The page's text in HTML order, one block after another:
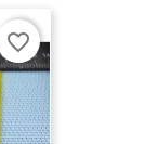
favorite_border